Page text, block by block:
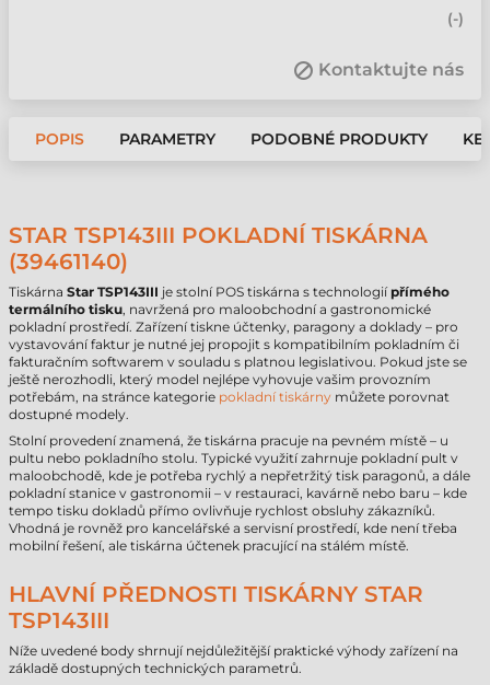
(-)
Kontaktujte nás
POPIS PARAMETRY PODOBNÉ PRODUKTY KE
STAR TSP143III POKLADNÍ TISKÁRNA
(39461140)
Tiskárna Star TSP143III je stolní POS tiskárna s technologiípřímého
termálního tisku, navržená pro maloobchodní a gastronomické
pokladní prostředí. Zařízení tiskne účtenky, paragony a doklady – pro
vystavování faktur je nutné jej propojit s kompatibilním pokladním či
fakturačním softwarem v souladu s platnou legislativou. Pokud jste se
ještě nerozhodli, který model nejlépe vyhovuje vašim provozním
potřebám, na stránce kategorie pokladní tiskárny můžete porovnat
dostupné modely.
Stolní provedení znamená, že tiskárna pracuje na pevném místě – u
pultu nebo pokladního stolu. Typické využití zahrnuje pokladní pult v
maloobchodě, kde je potřeba rychlý a nepřetržitý tisk paragonů, a dále
pokladní stanice v gastronomii – v restauraci, kavárně nebo baru – kde
tempo tisku dokladů přímo ovlivňuje rychlost obsluhy zákazníků.
Vhodná je rovněž pro kancelářské a servisní prostředí, kde není třeba
mobilní řešení, ale tiskárna účtenek pracující na stálém místě.
HLAVNÍ PŘEDNOSTI TISKÁRNY STAR
TSP143III
Níže uvedené body shrnují nejdůležitější praktické výhody zařízení na
základě dostupných technických parametrů.